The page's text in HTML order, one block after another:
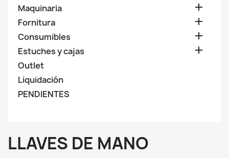
Maquinaria 
Fornitura 
Consumibles 
Estuches y cajas 
Outlet
Liquidación
PENDIENTES
LLAVES DE MANO